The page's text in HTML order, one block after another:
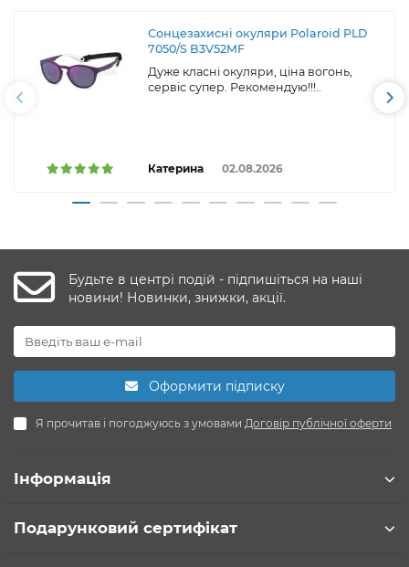
Сонцезахисні окуляри Polaroid PLD
7050/S B3V52MF
Дуже класні окуляри, ціна вогонь,
сервіс супер. Рекомендую!!!..
Катерина 02.08.2026
Будьте в центрі подій - підпишіться на наші
новини! Новинки, знижки, акції.
Оформити підписку
Я прочитав і погоджуюсь з умовами Договір публічної оферти
Інформація
Подарунковий сертифікат